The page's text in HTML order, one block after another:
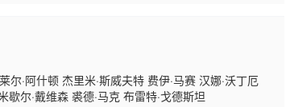
尔·阿什顿 杰里米·斯威夫特 费伊·马赛 汉娜·沃丁厄
歇尔·戴维森 裘德·马克 布雷特·戈德斯坦